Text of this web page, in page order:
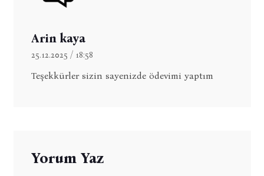
Arin kaya
25.12.2025 / 18:58
Teşekkürler sizin sayenizde ödevimi yaptım
Yorum Yaz